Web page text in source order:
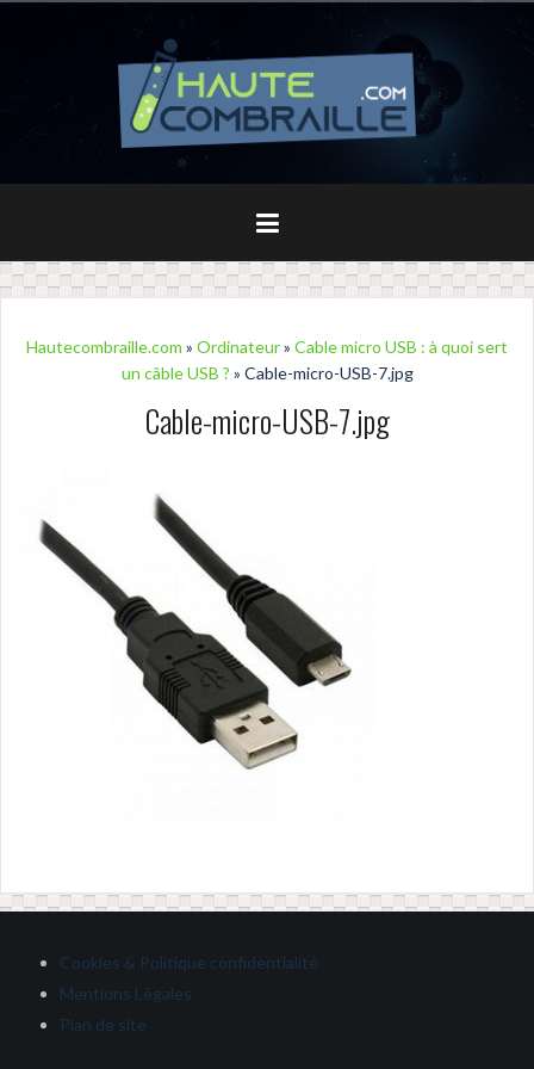
Hautecombraille.com » Ordinateur» Cable micro USB : à quoi sert
un câble USB ? » Cable-micro-USB-7.jpg
Cable-micro-USB-7.jpg
Cookies & Politique confidentialité
Mentions Légales
Plan de site